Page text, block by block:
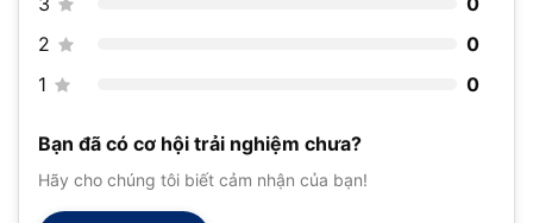
2
0
1
0
Bạn đã có cơ hội trải nghiệm chưa?
Hãy cho chúng tôi biết cảm nhận của bạn!